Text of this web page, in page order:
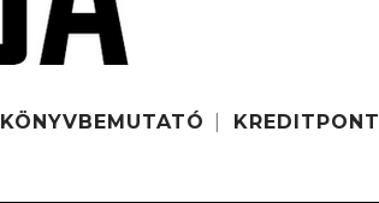
KÖNYVBEMUTATÓ KREDITPONT